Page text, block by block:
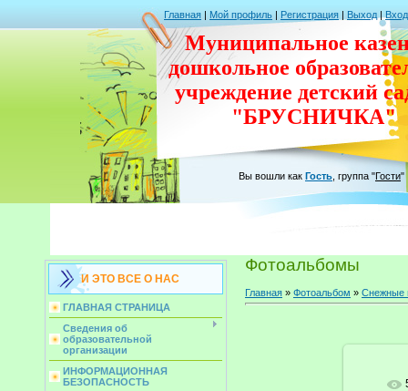
Главная | Мой профиль | Регистрация | Выход | Вход
Муниципальное
дошкольное
учреждение детский
"БРУСНИЧКА"
Вы вошли как Гость группа "Гости"
И ЭТО ВСЕ О НАС
ГЛАВНАЯ СТРАНИЦА
Сведения об
образовательной
организации
ИНФОРМАЦИОННАЯ
БЕЗОПАСНОСТЬ
Фотоальбомы
Главная » Фотоальбом » Снежные